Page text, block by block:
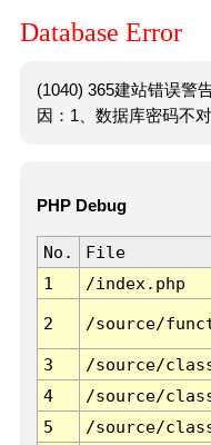
Database Error
(1040) 365建站错误警
因：1、数据库密码不
PHP Debug
No. File
1
/index.php
2 /source/
3 /source/
4
/source/
5
/source/